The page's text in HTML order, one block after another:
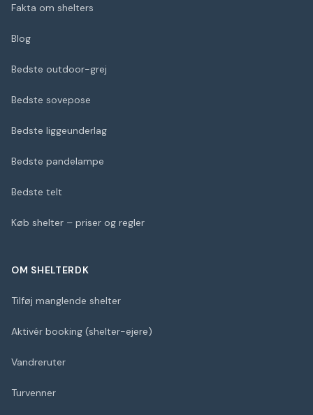
Fakta om shelters
Blog
Bedste outdoor-grej
Bedste sovepose
Bedste liggeunderlag
Bedste pandelampe
Bedste telt
Køb shelter – priser og regler
OM SHELTERDK
Tilføj manglende shelter
Aktivér booking (shelter-ejere)
Vandreruter
Turvenner